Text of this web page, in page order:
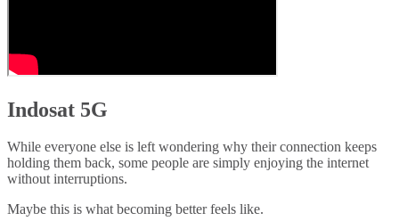
Indosat 5G
While everyone else is left wondering why their connection keeps
holding them back, some people are simply enjoying the internet
without interruptions.
Maybe this is what becoming better feels like.